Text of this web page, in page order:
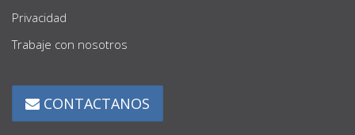
Privacidad
Trabaje con nosotros
CONTACTANOS